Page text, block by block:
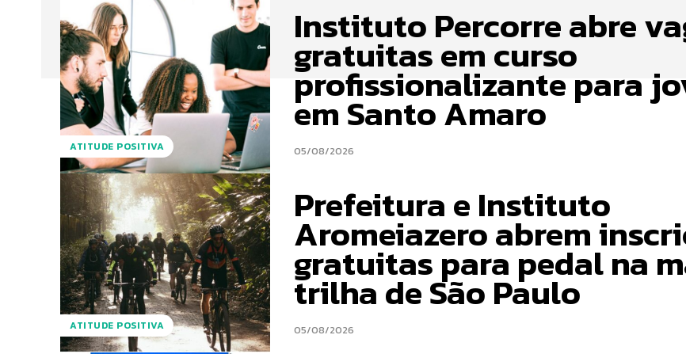
ATITUDE POSITIVA
Instituto Percorre abre
gratuitas em curso
profissionalizante para
em Santo Amaro
05/08/2026
ATITUDE POSITIVA
Prefeitura e Instituto
Aromeiazero abrem
gratuitas para pedal na
trilha de São Paulo
05/08/2026